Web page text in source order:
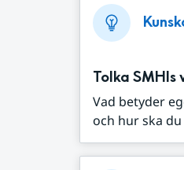
Tolka
Vad betyder
och hur ska